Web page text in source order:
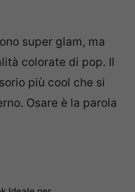
super glam, ma
colorate di pop. Il
più cool che si
Osare è la parola